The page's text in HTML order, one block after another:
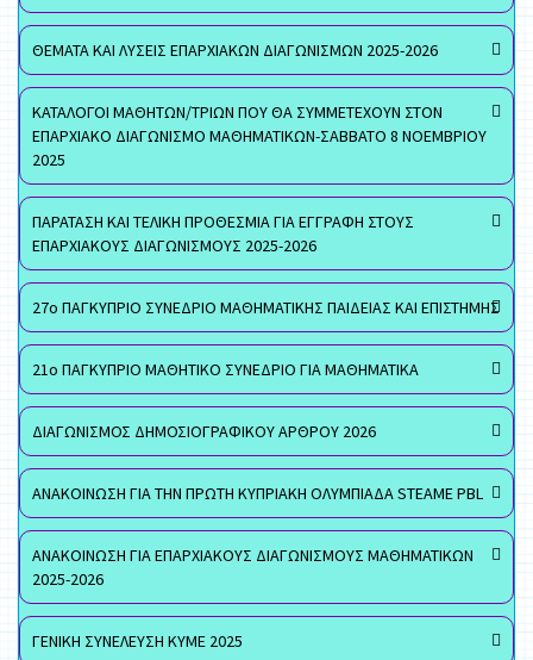
ΘΕΜΑΤΑ ΚΑΙ ΛΥΣΕΙΣ ΕΠΑΡΧΙΑΚΩΝ ΔΙΑΓΩΝΙΣΜΩΝ 2025-2026
ΚΑΤΑΛΟΓΟΙ ΜΑΘΗΤΩΝ/ΤΡΙΩΝ ΠΟΥ ΘΑ ΣΥΜΜΕΤΕΧΟΥΝ ΣΤΟΝ
ΕΠΑΡΧΙΑΚΟ ΔΙΑΓΩΝΙΣΜΟ ΜΑΘΗΜΑΤΙΚΩΝ-ΣΑΒΒΑΤΟ 8 ΝΟΕΜΒΡΙΟΥ
2025
ΠΑΡΑΤΑΣΗ ΚΑΙ ΤΕΛΙΚΗ ΠΡΟΘΕΣΜΙΑ ΓΙΑ ΕΓΓΡΑΦΗ ΣΤΟΥΣ
ΕΠΑΡΧΙΑΚΟΥΣ ΔΙΑΓΩΝΙΣΜΟΥΣ 2025-2026
27ο ΠΑΓΚΥΠΡΙΟ ΣΥΝΕΔΡΙΟ ΜΑΘΗΜΑΤΙΚΗΣ ΠΑΙΔΕΙΑΣ ΚΑΙ ΕΠΙΣΤΗΜΗΣ
21ο ΠΑΓΚΥΠΡΙΟ ΜΑΘΗΤΙΚΟ ΣΥΝΕΔΡΙΟ ΓΙΑ ΜΑΘΗΜΑΤΙΚΑ
ΔΙΑΓΩΝΙΣΜΟΣ ΔΗΜΟΣΙΟΓΡΑΦΙΚΟΥ ΑΡΘΡΟΥ 2026
ΑΝΑΚΟΙΝΩΣΗ ΓΙΑ ΤΗΝ ΠΡΩΤΗ ΚΥΠΡΙΑΚΗ ΟΛΥΜΠΙΑΔΑ STEAME PBL
ΑΝΑΚΟΙΝΩΣΗ ΓΙΑ ΕΠΑΡΧΙΑΚΟΥΣ ΔΙΑΓΩΝΙΣΜΟΥΣ ΜΑΘΗΜΑΤΙΚΩΝ
2025-2026
ΓΕΝΙΚΗ ΣΥΝΕΛΕΥΣΗ ΚΥΜΕ 2025